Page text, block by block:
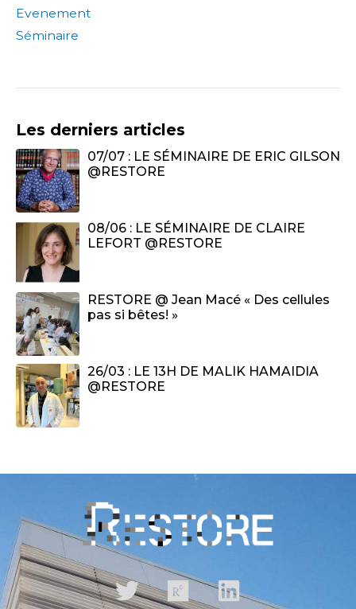
Evenement
Séminaire
Les derniers articles
07/07 : LE SÉMINAIRE DE ERIC GILSON
@RESTORE
08/06 : LE SÉMINAIRE DE CLAIRE
LEFORT @RESTORE
RESTORE @ Jean Macé « Des cellules
pas si bêtes! »
26/03 : LE 13H DE MALIK HAMAIDIA
@RESTORE